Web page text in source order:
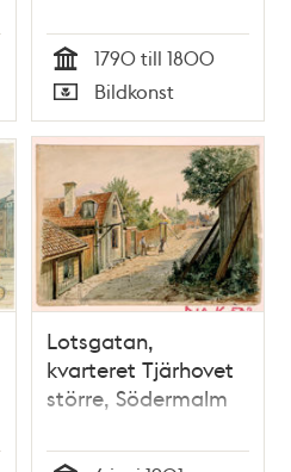
Tid
1790 till 1800
Typ
Bildkonst
Lotsgatan,
kvarteret Tjärhovet
större, Södermalm